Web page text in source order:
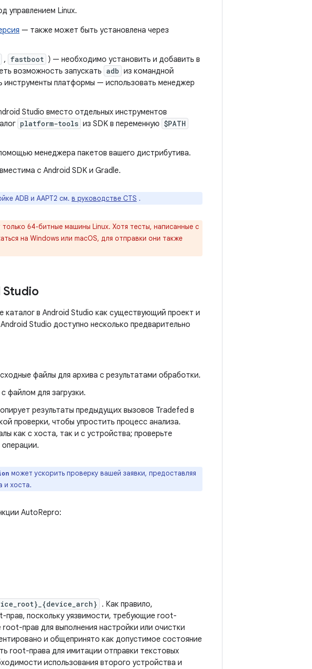
управлением Linux.
— также может быть установлена ​​через
, fastboot ) — необходимо установить и добавить в
возможность запускать adb из командной
платформы — использовать менеджер
Studio вместо отдельных инструментов
platform-tools из SDK в переменную $PATH
менеджера пакетов вашего дистрибутива.
с Android SDK и Gradle.
ADB и AAPT2 см. в руководстве CTS .
64-битные машины Linux. Хотя тесты, написанные с
на Windows или macOS, для отправки они также
Studio
каталог в Android Studio как существующий проект и
Studio доступно несколько предварительно
файлы для архива с результатами обработки.
файлом для загрузки.
результаты предыдущих вызовов Tradefed в
проверки, чтобы упростить процесс анализа.
как с хоста, так и с устройства; проверьте
может ускорить проверку вашей заявки, предоставляя
и хоста.
AutoRepro:
. Как правило,
прав, поскольку уязвимости, требующие root-
прав для выполнения настройки или очистки
и общепринято как допустимое состояние
root-права для имитации отправки текстовых
использования второго устройства и